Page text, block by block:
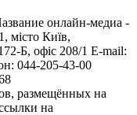
онлайн-медиа -
місто Київ,
Б, офіс 208/1 E-mail:
044-205-43-00
размещённых на
на